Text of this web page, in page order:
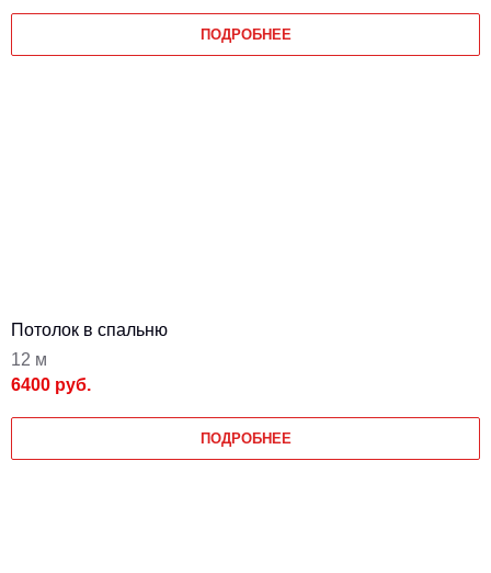
ПОДРОБНЕЕ
Потолок в спальню
12 м
6400 руб.
ПОДРОБНЕЕ